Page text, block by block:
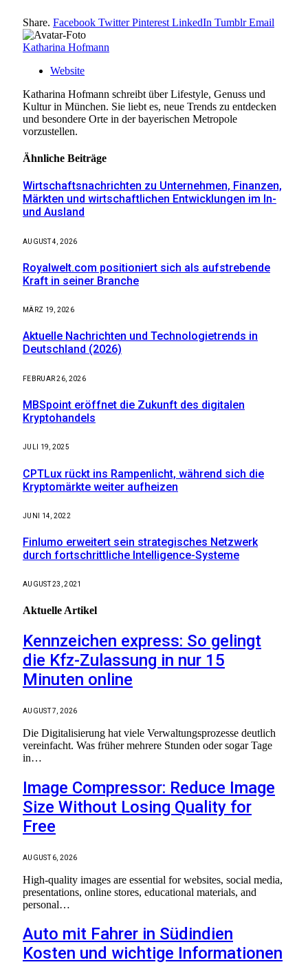
Share. Facebook Twitter Pinterest LinkedIn Tumblr Email
Katharina Hofmann
Website
Katharina Hofmann schreibt über Lifestyle, Genuss und
Kultur in München. Sie liebt es, neue Trends zu entdecken
und besondere Orte in der bayerischen Metropole
vorzustellen.
Ähnliche Beiträge
Wirtschaftsnachrichten zu Unternehmen, Finanzen,
Märkten und wirtschaftlichen Entwicklungen im In-
und Ausland
AUGUST 4, 2026
Royalwelt.com positioniert sich als aufstrebende
Kraft in seiner Branche
MÄRZ 19, 2026
Aktuelle Nachrichten und Technologietrends in
Deutschland (2026)
FEBRUAR 26, 2026
MBSpoint eröffnet die Zukunft des digitalen
Kryptohandels
JULI 19, 2025
CPTLux rückt ins Rampenlicht, während sich die
Kryptomärkte weiter aufheizen
JUNI 14, 2022
Finlumo erweitert sein strategisches Netzwerk
durch fortschrittliche Intelligence-Systeme
AUGUST 23, 2021
Aktuelle Artikel
Kennzeichen express: So gelingt
die Kfz-Zulassung in nur 15
Minuten online
AUGUST 7, 2026
Die Digitalisierung hat viele Verwaltungsprozesse deutlich
vereinfacht. Was früher mehrere Stunden oder sogar Tage
in…
Image Compressor: Reduce Image
Size Without Losing Quality for
Free
AUGUST 6, 2026
High-quality images are essential for websites, social media,
presentations, online stores, educational materials, and
personal…
Auto mit Fahrer in Südindien
Kosten und wichtige Informationen